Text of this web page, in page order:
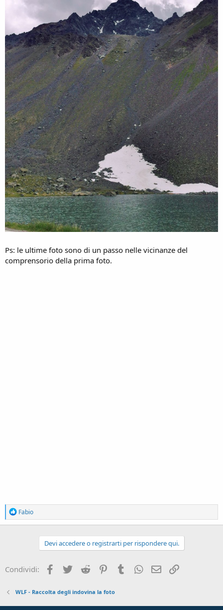
Ps: le ultime foto sono di un passo nelle vicinanze del
comprensorio della prima foto.
R
e
a
n
Fabio
Devi accedere o registrarti per rispondere qui.
Condividi: Facebook
Twitter Reddit PinterestTumblrWhatsApp
Email
WLF - Raccolta degli indovina la foto